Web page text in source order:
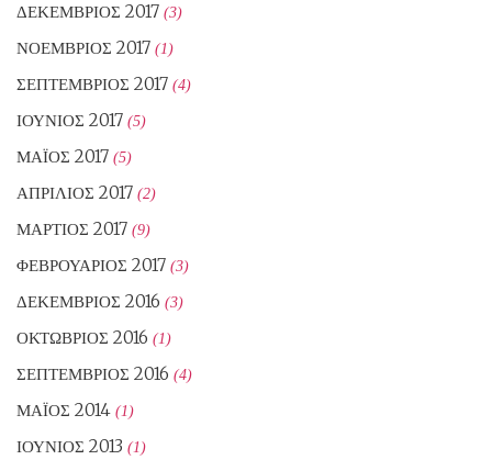
ΔΕΚΈΜΒΡΙΟΣ 2017 (3)
ΝΟΈΜΒΡΙΟΣ 2017 (1)
ΣΕΠΤΈΜΒΡΙΟΣ 2017 (4)
ΙΟΎΝΙΟΣ 2017 (5)
ΜΆΙΟΣ 2017 (5)
ΑΠΡΊΛΙΟΣ 2017 (2)
ΜΆΡΤΙΟΣ 2017 (9)
ΦΕΒΡΟΥΆΡΙΟΣ 2017 (3)
ΔΕΚΈΜΒΡΙΟΣ 2016 (3)
ΟΚΤΏΒΡΙΟΣ 2016 (1)
ΣΕΠΤΈΜΒΡΙΟΣ 2016 (4)
ΜΆΙΟΣ 2014 (1)
ΙΟΎΝΙΟΣ 2013 (1)